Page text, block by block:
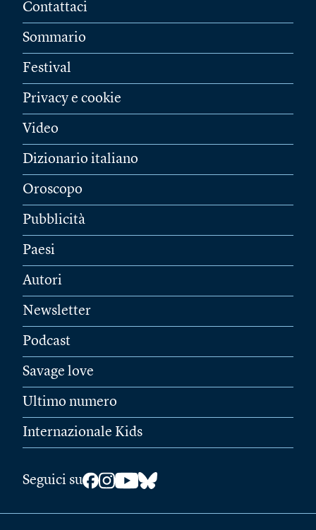
Contattaci
Sommario
Festival
Privacy e cookie
Video
Dizionario italiano
Oroscopo
Pubblicità
Paesi
Autori
Newsletter
Podcast
Savage love
Ultimo numero
Internazionale Kids
Seguici su